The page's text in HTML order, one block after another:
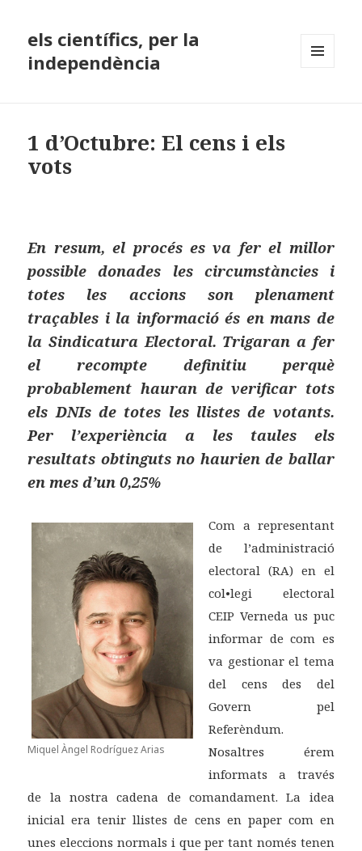
els científics, per la
independència
1 d’Octubre: El cens i els
vots
En resum, el procés es va fer el millor
possible donades les circumstàncies i
totes les accions son plenament
traçables i la informació és en mans de
la Sindicatura Electoral. Trigaran a fer
el recompte definitiu perquè
probablement hauran de verificar tots
els DNIs de totes les llistes de votants.
Per l’experiència a les taules els
resultats obtinguts no haurien de ballar
en mes d’un 0,25%
Miquel Àngel Rodríguez Arias
Com a representant
de l’administració
electoral (RA) en el
col•legi electoral
CEIP Verneda us puc
informar de com es
va gestionar el tema
del cens des del
Govern pel
Referèndum.
Nosaltres érem
informats a través
de la nostra cadena de comandament. La idea
inicial era tenir llistes de cens en paper com en
unes eleccions normals i que per tant només tenen